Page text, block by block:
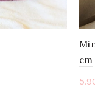
cm